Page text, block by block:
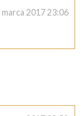
marca 2017 23:06